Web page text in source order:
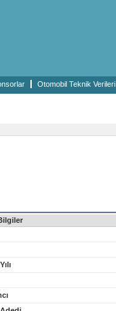
Otomobil Teknik Verileri